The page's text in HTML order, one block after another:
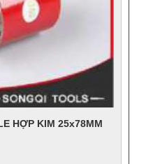
HỢP KIM 25x78MM